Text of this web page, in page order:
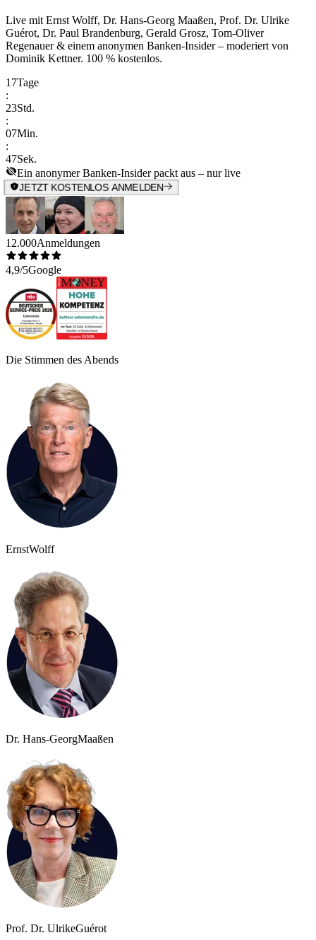
Live mitErnst Wolff, Dr. Hans-Georg Maaßen, Prof. Dr. Ulrike
Guérot, Dr. Paul Brandenburg, Gerald Grosz, Tom-Oliver
Regenauer & einem anonymen Banken-Insider– moderiert von
Dominik Kettner. 100 % kostenlos.
17Tage
:
23Std.
:
07Min.
:
47Sek.
Ein anonymer Banken-Insider packt aus – nur live
JETZT KOSTENLOS ANMELDEN
12.000Anmeldungen
4,9/5Google
Die Stimmen des Abends
ErnstWolff
Dr. Hans-GeorgMaaßen
Prof. Dr. UlrikeGuérot